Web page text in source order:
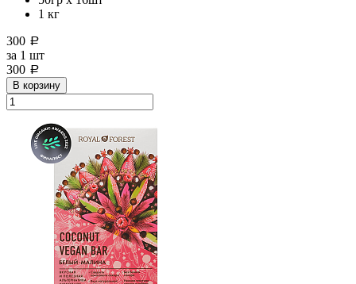
1 кг
300 a
за 1 шт
300 a
В корзину